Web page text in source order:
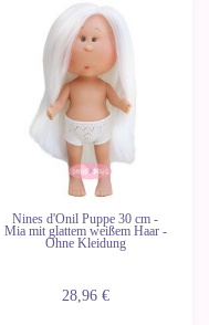
Nines d'Onil Puppe 30 cm -
Mia mit glattem weißem Haar -
Ohne Kleidung
28,96 €